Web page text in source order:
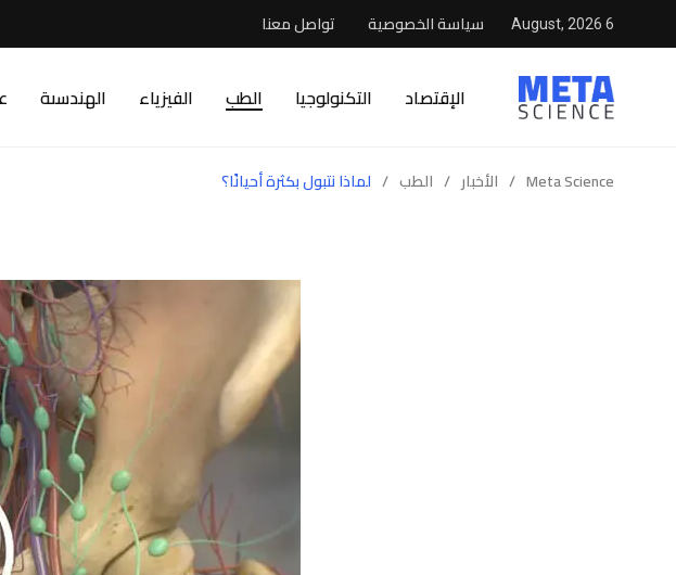
6 August, 2026 سياسة الخصوصية تواصل معنا
الإقتصاد التكنولوجيا الطب الفيزياء الهندسىة
Meta Science
/ الأخبار / الطب / لماذا نتبول بكثرة أحيانًا؟